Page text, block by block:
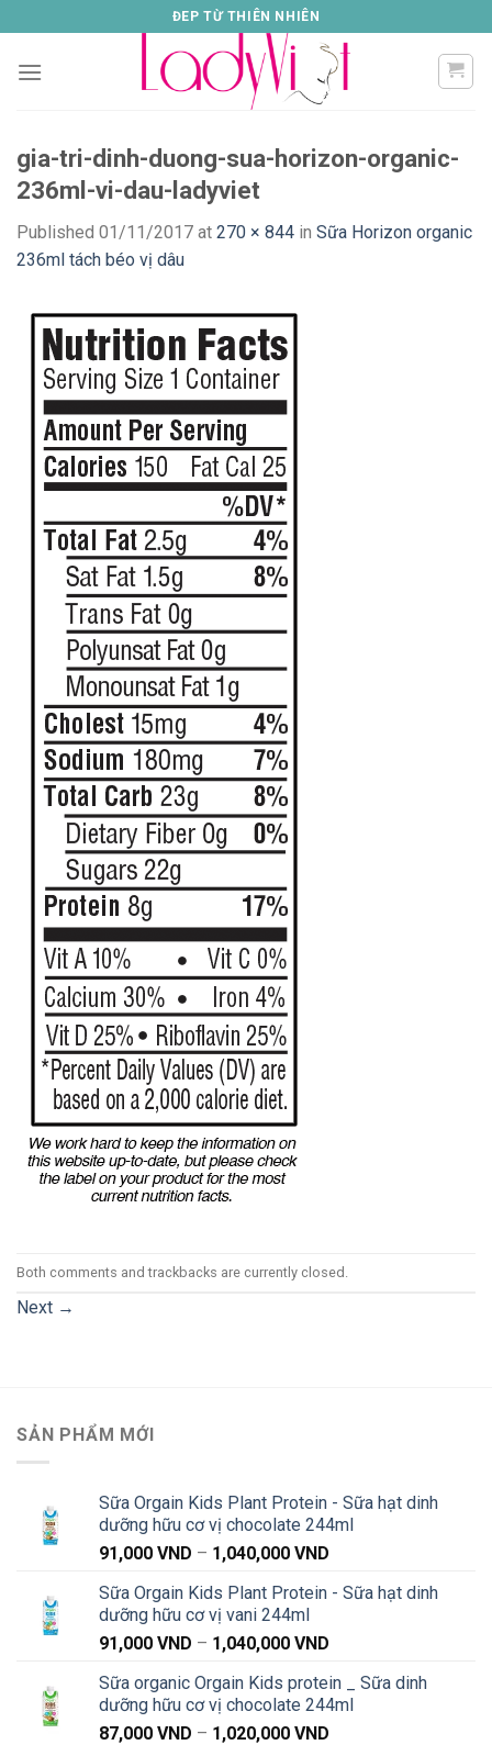
to
content
ĐEP TỪ THIÊN NHIÊN
gia-tri-dinh-duong-sua-horizon-organic-
236ml-vi-dau-ladyviet
Published 01/11/2017 at 270 × 844 in Sữa Horizon organic
236ml tách béo vị dâu
Both comments and trackbacks are currently closed.
Next →
SẢN PHẨM MỚI
Sữa Orgain Kids Plant Protein - Sữa hạt dinh
dưỡng hữu cơ vị chocolate 244ml
91,000 VND – 1,040,000 VND
từ
Sữa Orgain Kids Plant Protein - Sữa hạt dinh
dưỡng hữu cơ vị vani 244ml
91,000 VND – 1,040,000 VND
từ
91,000 VND
Sữa organic Orgain Kids protein _ Sữa dinh
dưỡng hữu cơ vị chocolate 244ml
87,000 VND – 1,020,000 VND